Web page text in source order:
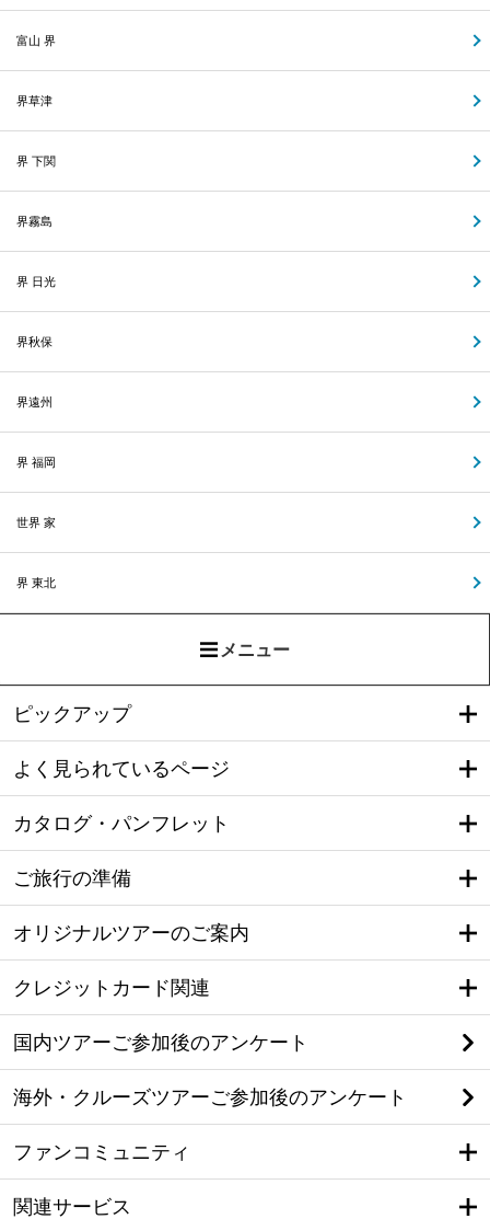
富山 界
界草津
界 下関
界霧島
界 日光
界秋保
界遠州
界 福岡
世界 家
界 東北
メニュー
ピックアップ
よく見られているページ
カタログ・パンフレット
ご旅行の準備
オリジナルツアーのご案内
クレジットカード関連
国内ツアーご参加後のアンケート
海外・クルーズツアーご参加後のアンケート
ファンコミュニティ
関連サービス